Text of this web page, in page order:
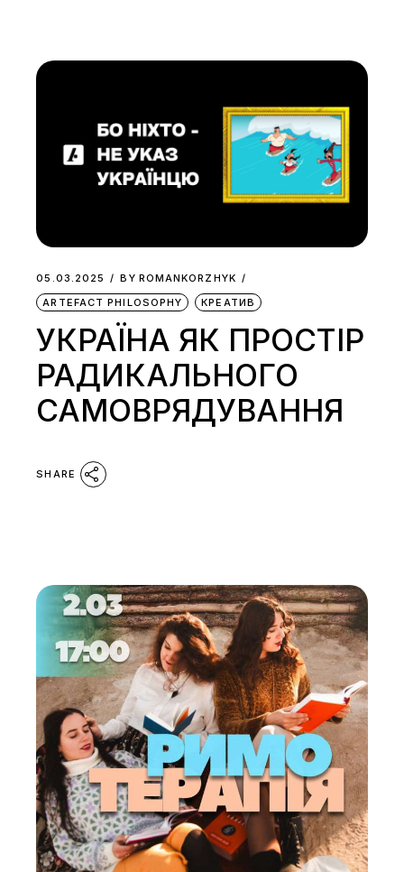
05.03.2025 BY ROMANKORZHYK
ARTEFACT PHILOSOPHY
КРЕАТИВ
УКРАЇНА ЯК ПРОСТІР
РАДИКАЛЬНОГО
САМОВРЯДУВАННЯ
SHARE